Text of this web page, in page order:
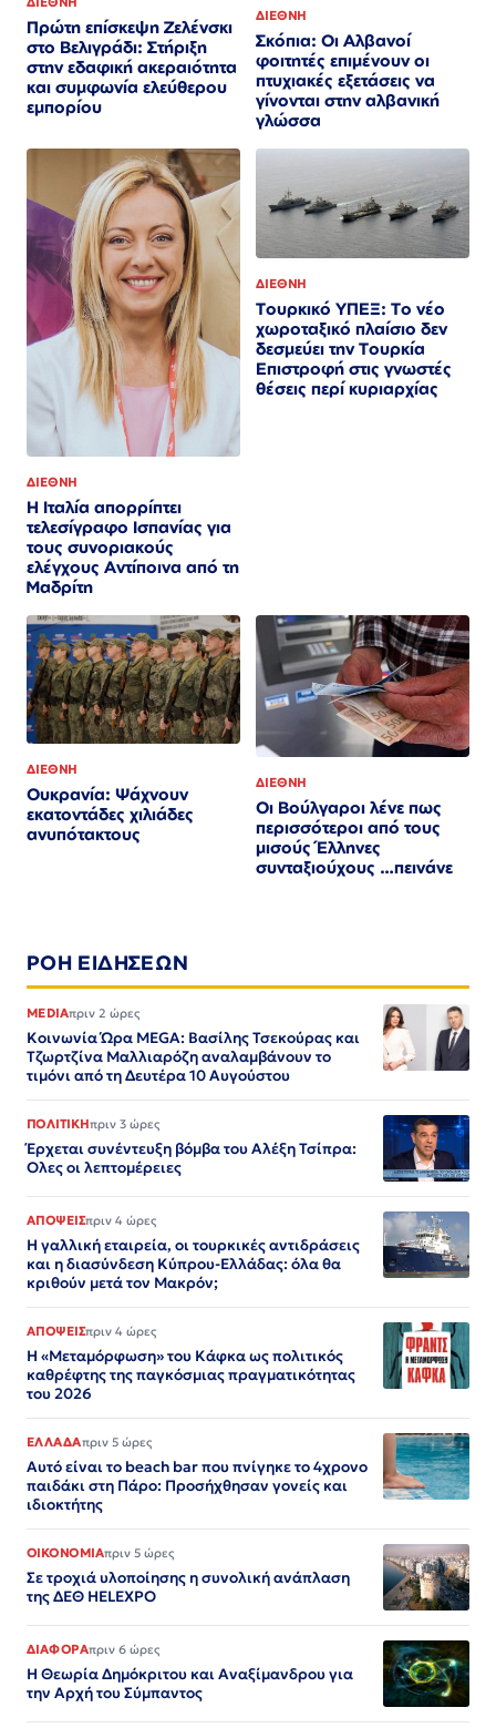
Πρώτη επίσκεψη Ζελένσκι
στο Βελιγράδι: Στήριξη
στην εδαφική ακεραιότητα
και συμφωνία ελεύθερου
εμπορίου
ΔΙΕΘΝΗ
Σκόπια: Οι Αλβανοί
φοιτητές επιμένουν οι
πτυχιακές εξετάσεις να
γίνονται στην αλβανική
γλώσσα
ΔΙΕΘΝΗ
Η Ιταλία απορρίπτει
τελεσίγραφο Ισπανίας για
τους συνοριακούς
ελέγχους Αντίποινα από τη
Μαδρίτη
ΔΙΕΘΝΗ
Τουρκικό ΥΠΕΞ: Το νέο
χωροταξικό πλαίσιο δεν
δεσμεύει την Τουρκία
Επιστροφή στις γνωστές
θέσεις περί κυριαρχίας
ΔΙΕΘΝΗ
Ουκρανία: Ψάχνουν
εκατοντάδες χιλιάδες
ανυπότακτους
ΔΙΕΘΝΗ
Οι Βούλγαροι λένε πως
περισσότεροι από τους
μισούς Έλληνες
συνταξιούχους …πεινάνε
ΡΟΗ ΕΙΔΗΣΕΩΝ
MEDIAπριν 2 ώρες
Κοινωνία Ώρα MEGA: Βασίλης Τσεκούρας και
Τζωρτζίνα Μαλλιαρόζη αναλαμβάνουν το
τιμόνι από τη Δευτέρα 10 Αυγούστου
ΠΟΛΙΤΙΚΗπριν 3 ώρες
Έρχεται συνέντευξη βόμβα του Αλέξη Τσίπρα:
Ολες οι λεπτομέρειες
ΑΠΟΨΕΙΣπριν 4 ώρες
Η γαλλική εταιρεία, οι τουρκικές αντιδράσεις
και η διασύνδεση Κύπρου-Ελλάδας: όλα θα
κριθούν μετά τον Μακρόν;
ΑΠΟΨΕΙΣπριν 4 ώρες
Η «Μεταμόρφωση» του Κάφκα ως πολιτικός
καθρέφτης της παγκόσμιας πραγματικότητας
του 2026
ΕΛΛΑΔΑπριν 5 ώρες
Αυτό είναι το beach bar που πνίγηκε το 4χρονο
παιδάκι στη Πάρο: Προσήχθησαν γονείς και
ιδιοκτήτης
ΟΙΚΟΝΟΜΙΑπριν 5 ώρες
Σε τροχιά υλοποίησης η συνολική ανάπλαση
της ΔΕΘ HELEXPO
ΔΙΑΦΟΡΑπριν 6 ώρες
Η Θεωρία Δημόκριτου και Αναξίμανδρου για
την Αρχή του Σύμπαντος